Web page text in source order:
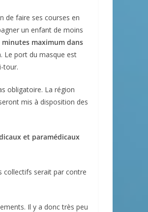
de faire ses courses en
un enfant de moins
minutes maximum dans
Le port du masque est
tour.
obligatoire. La région
mis à disposition des
et paramédicaux
collectifs serait par contre
Il y a donc très peu